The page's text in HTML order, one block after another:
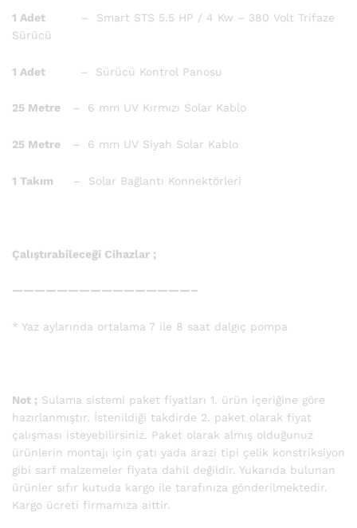
1 Adet – Smart STS 5.5 HP / 4 Kw – 380 Volt Trifaze
Sürücü
1 Adet – Sürücü Kontrol Panosu
25 Metre – 6 mm UV Kırmızı Solar Kablo
25 Metre – 6 mm UV Siyah Solar Kablo
1 Takım – Solar Bağlantı Konnektörleri
Çalıştırabileceği Cihazlar ;
————————————————–
* Yaz aylarında ortalama 7 ile 8 saat dalgıç pompa
Not ; Sulama sistemi paket fiyatları 1. ürün içeriğine göre
hazırlanmıştır. İstenildiği takdirde 2. paket olarak fiyat
çalışması isteyebilirsiniz. Paket olarak almış olduğunuz
ürünlerin montajı için çatı yada arazi tipi çelik konstriksiyon
gibi sarf malzemeler fiyata dahil değildir. Yukarıda bulunan
ürünler sıfır kutuda kargo ile tarafınıza gönderilmektedir.
Kargo ücreti firmamıza aittir.